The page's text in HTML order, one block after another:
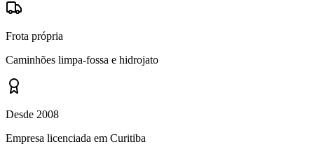
Frota própria
Caminhões limpa-fossa e hidrojato
Desde 2008
Empresa licenciada em Curitiba